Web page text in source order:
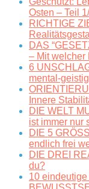
Osten – Teil
RICHTIGE
DAS
– Mit welcher
6
mental-
Innere
DIE WELT
ist immer nur
DIE 5
endlich frei
DIE DREI
du?
10